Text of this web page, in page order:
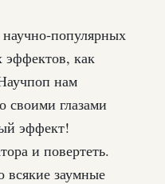
популярных
эффектов, как
нам
своими глазами
эффект!
и повертеть.
всякие заумные